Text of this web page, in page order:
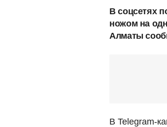
В соцсетях
ножом на
Алматы
В Telegram-